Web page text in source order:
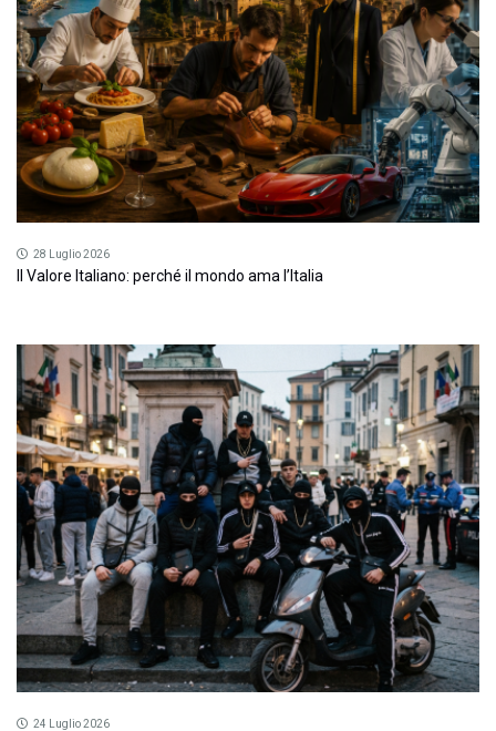
28 Luglio 2026
Il Valore Italiano: perché il mondo ama l’Italia
24 Luglio 2026